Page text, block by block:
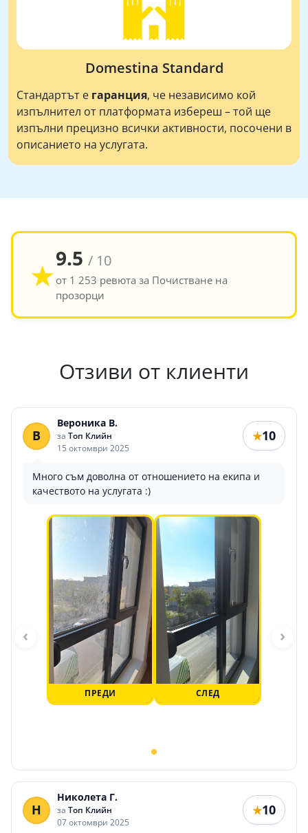
Domestina Standard
Стандартът е гаранция, че независимо кой
изпълнител от платформата избереш – той ще
изпълни прецизно всички активности, посочени в
описанието на услугата.
★9.5 / 10
от 1 253 ревюта за Почистване на
прозорци
Отзиви от клиенти
В
Вероника В.
за Топ Клийн
15 октомври 2025
★10
Много съм доволна от отношението на екипа и
качеството на услугата :)
ПРЕДИ СЛЕД
‹ ›
Н
Николета Г.
за Топ Клийн
07 октомври 2025
★10